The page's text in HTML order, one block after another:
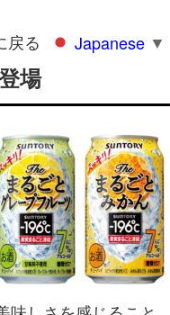
戻る Japanese ▼
場